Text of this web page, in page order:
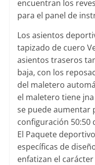
encuentran los
para el panel de
Los asientos
tapizado de cuero
asientos traseros
baja, con los
del maletero
el maletero tiene
se puede aumentar
configuración 50:50
El Paquete
específicas de
enfatizan el